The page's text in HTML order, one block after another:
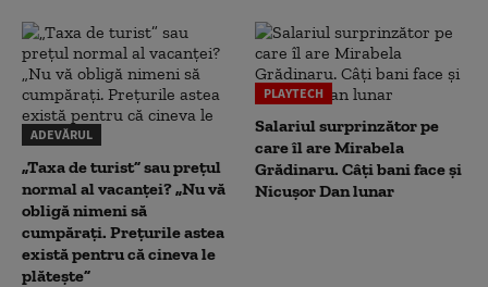
ADEVĂRUL
„Taxa de turist” sau prețul
normal al vacanței? „Nu vă
obligă nimeni să
cumpărați. Prețurile astea
există pentru că cineva le
plătește”
PLAYTECH
Salariul surprinzător pe
care îl are Mirabela
Grădinaru. Câţi bani face şi
Nicuşor Dan lunar